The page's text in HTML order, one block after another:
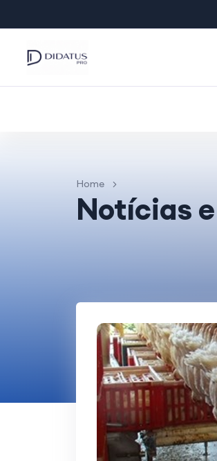
Home
Notícias